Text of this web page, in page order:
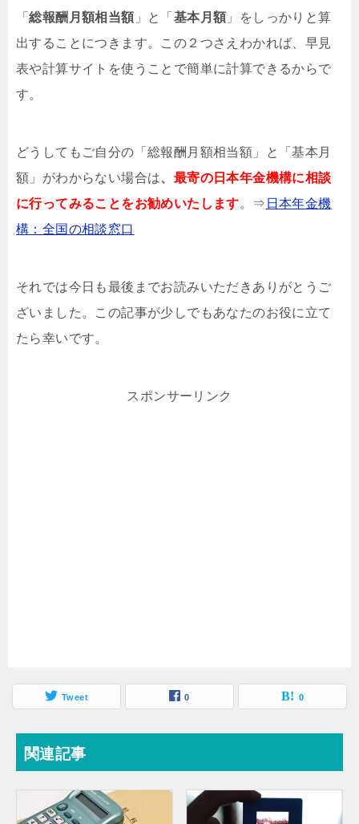
「総報酬月額相当額」と「 基本月額」をしっかりと算
出することにつきます。この２つさえわかれば、早見
表や計算サイトを使うことで簡単に計算できるからで
す。
どうしてもご自分の「総報酬月額相当額」と「基本月
額」がわからない場合は、 最寄の日本年金機構に相談
に行ってみることをお勧めいたします。⇒ 日本年金機
構：全国の相談窓口
それでは今日も最後までお読みいただきありがとうご
ざいました。この記事が少しでもあなたのお役に立て
たら幸いです。
スポンサーリンク
Tweet 0 0
関連記事